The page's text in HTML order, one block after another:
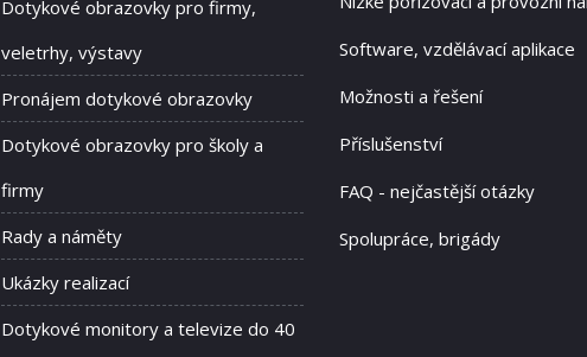
Dotykové obrazovky pro firmy,
veletrhy, výstavy
Pronájem dotykové obrazovky
Dotykové obrazovky pro školy a
firmy
Rady a náměty
Ukázky realizací
Dotykové monitory a televize do 40
Software, vzdělávací aplikace
Možnosti a řešení
Příslušenství
FAQ - nejčastější otázky
Spolupráce, brigády